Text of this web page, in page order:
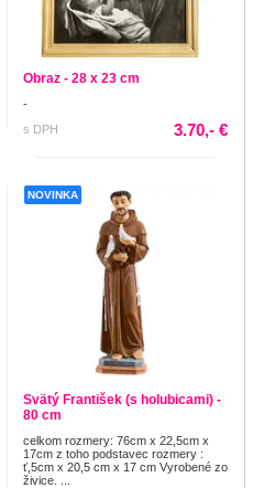
Obraz - 28 x 23 cm
-
s DPH
3.70,- €
NOVINKA
Svätý František (s holubicami) -
80 cm
celkom rozmery: 76cm x 22,5cm x
17cm z toho podstavec rozmery :
ť,5cm x 20,5 cm x 17 cm Vyrobené zo
živice. ...